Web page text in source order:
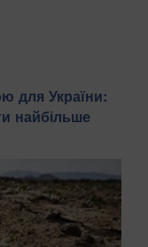
для України:
найбільше